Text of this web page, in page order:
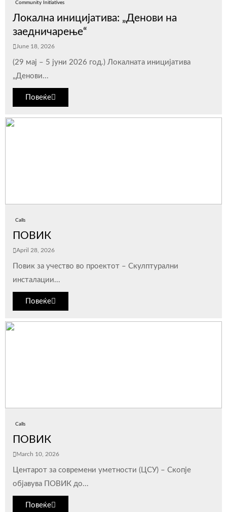
Community Initiatives
Локална иницијатива: „Денови на
заедничарење“
June 18, 2026
(29 мај – 5 јуни 2026 год.) Локалната иницијатива
„Денови...
Повеќе
Calls
ПОВИК
April 28, 2026
Повик за учество во проектот – Скулптурални
инсталации...
Повеќе
Calls
ПОВИК
March 10, 2026
Центарот за современи уметности (ЦСУ) – Скопје
објавува ПОВИК до...
Повеќе